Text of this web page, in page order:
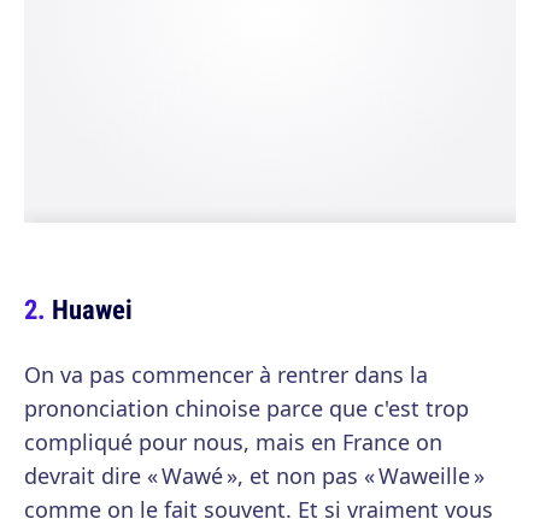
Huawei
On va pas commencer à rentrer dans la
prononciation chinoise parce que c'est trop
compliqué pour nous, mais en France on
devrait dire « Wawé », et non pas « Waweille »
comme on le fait souvent. Et si vraiment vous